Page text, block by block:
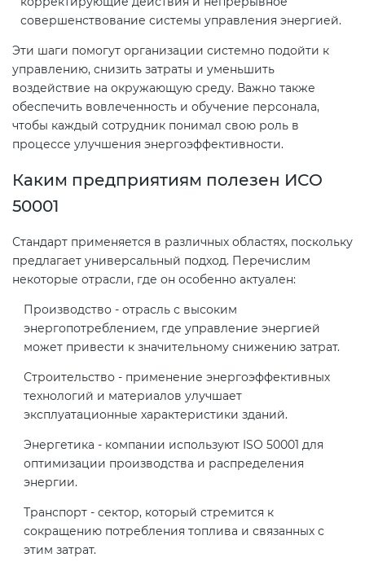
совершенствование системы управления энергией.
Эти шаги помогут организации системно подойти к
управлению, снизить затраты и уменьшить
воздействие на окружающую среду. Важно также
обеспечить вовлеченность и обучение персонала,
чтобы каждый сотрудник понимал свою роль в
процессе улучшения энергоэффективности.
Каким предприятиям полезен ИСО
50001
Стандарт применяется в различных областях, поскольку
предлагает универсальный подход. Перечислим
некоторые отрасли, где он особенно актуален:
Производство - отрасль с высоким
энергопотреблением, где управление энергией
может привести к значительному снижению затрат.
Строительство - применение энергоэффективных
технологий и материалов улучшает
эксплуатационные характеристики зданий.
Энергетика - компании используют ISO 50001 для
оптимизации производства и распределения
энергии.
Транспорт - сектор, который стремится к
сокращению потребления топлива и связанных с
этим затрат.